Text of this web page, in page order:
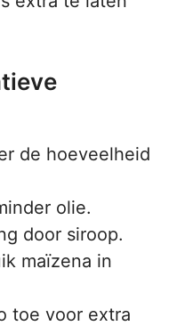
de hoeveelheid
olie.
door siroop.
maïzena in
toe voor extra